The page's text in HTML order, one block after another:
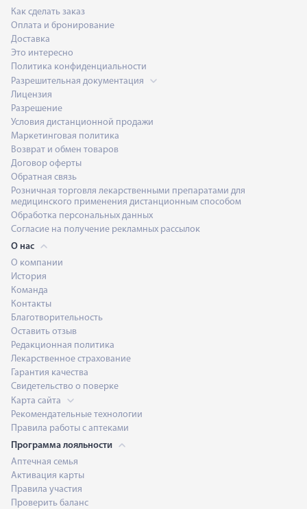
Как сделать заказ
Оплата и бронирование
Доставка
Это интересно
Политика конфиденциальности
Разрешительная документация
Лицензия
Разрешение
Условия дистанционной продажи
Маркетинговая политика
Возврат и обмен товаров
Договор оферты
Обратная связь
Розничная торговля лекарственными препаратами для
медицинского применения дистанционным способом
Обработка персональных данных
Согласие на получение рекламных рассылок
О нас
О компании
История
Команда
Контакты
Благотворительность
Оставить отзыв
Редакционная политика
Лекарственное страхование
Гарантия качества
Свидетельство о поверке
Карта сайта
Рекомендательные технологии
Правила работы с аптеками
Программа лояльности
Аптечная семья
Активация карты
Правила участия
Проверить баланс